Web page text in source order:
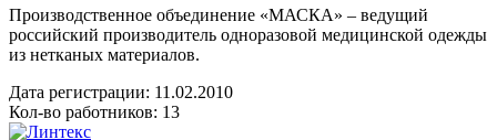
Производственное объединение «МАСКА» – ведущий
российский производитель одноразовой медицинской одежды
из нетканых материалов.
Дата регистрации: 11.02.2010
Кол-во работников: 13